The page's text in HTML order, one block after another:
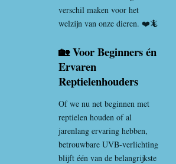
verschil maken voor het
welzijn van onze dieren. ❤️🦎
🏡 Voor Beginners én
Ervaren
Reptielenhouders
Of we nu net beginnen met
reptielen houden of al
jarenlang ervaring hebben,
betrouwbare UVB-verlichting
blijft één van de belangrijkste